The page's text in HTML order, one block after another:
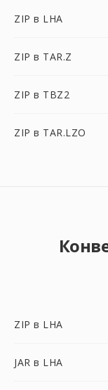
ZIP в LHA
ZIP в TAR.Z
ZIP в TBZ2
ZIP в TAR.LZO
ZIP в LHA
JAR в LHA